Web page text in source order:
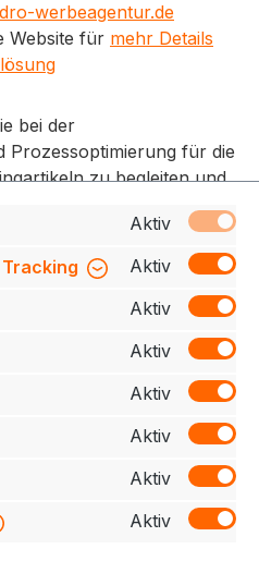
werbeagentur.de
Website für mehr Details
bei der
Prozessoptimierung für die
zu begleiten und
Aktiv
Aktiv
Aktiv
Aktiv
Aktiv
Aktiv
Aktiv
Aktiv